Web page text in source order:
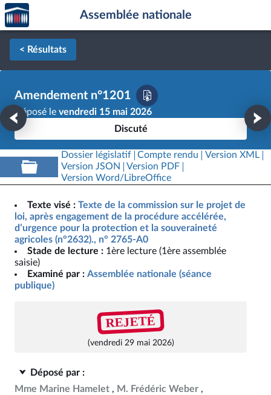
Aller au contenu
Aller en bas de la page
Accèder
à la
page
d'accueil
Assemblée nationale
< Résultats
Amendement n°1201
Déposé le vendredi 15 mai 2026
Discuté
Dossier législatif Compte rendu
Version XML
Version JSON
Version PDF
Version Word/LibreOffice
Texte visé : Texte de la commission sur le projet de
loi, après engagement de la procédure accélérée,
d’urgence pour la protection et la souveraineté
agricoles (n°2632)., n° 2765-A0
Stade de lecture : 1ère lecture (1ère assemblée
saisie)
Examiné par : Assemblée nationale (séance
publique)
REJETÉ
(vendredi 29 mai 2026)
Déposé par :
Mme Marine Hamelet
M. Frédéric Weber